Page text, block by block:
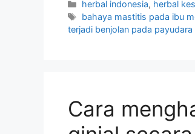
C
a
t
e
s
herbal indonesia, herbal
T
a
bahaya mastitis pada ibu
terjadi benjolan pada payudara
Cara